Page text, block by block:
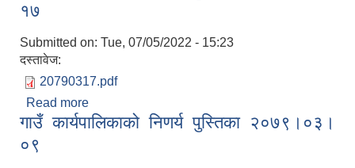
१७
Submitted on: Tue, 07/05/2022 - 15:23
दस्तावेज:
20790317.pdf
Read more
गाउँ कार्यपालिकाको निणर्य पुस्तिका २०७९।०३।
०९